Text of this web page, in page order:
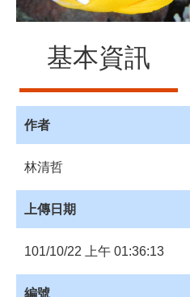
諮
詢
會
員
專
館
員
基本資訊
作者
林清哲
上傳日期
101/10/22 上午 01:36:13
編號